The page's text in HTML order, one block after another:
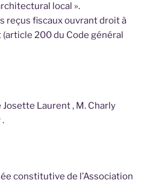
local ».
reçus fiscaux ouvrant droit à
200 du Code général
Josette Laurent , M. Charly
.
constitutive de l’Association